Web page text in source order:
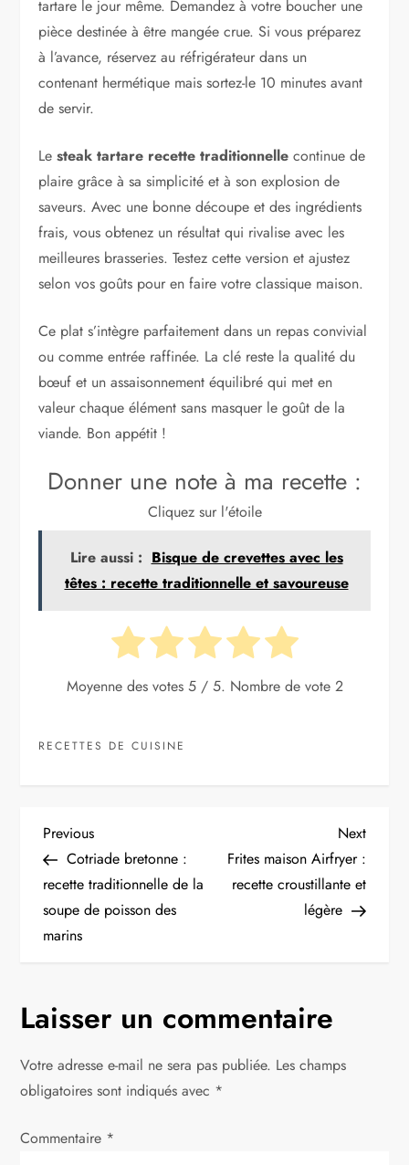
tartare le jour même. Demandez à votre boucher une
pièce destinée à être mangée crue. Si vous préparez
à l’avance, réservez au réfrigérateur dans un
contenant hermétique mais sortez-le 10 minutes avant
de servir.
Lesteak tartare recette traditionnelle continue de
plaire grâce à sa simplicité et à son explosion de
saveurs. Avec une bonne découpe et des ingrédients
frais, vous obtenez un résultat qui rivalise avec les
meilleures brasseries. Testez cette version et ajustez
selon vos goûts pour en faire votre classique maison.
Ce plat s’intègre parfaitement dans un repas convivial
ou comme entrée raffinée. La clé reste la qualité du
bœuf et un assaisonnement équilibré qui met en
valeur chaque élément sans masquer le goût de la
viande. Bon appétit !
Donner une note à ma recette :
Cliquez sur l'étoile
Lire aussi : Bisque de crevettes avec les
têtes : recette traditionnelle et savoureuse
Moyenne des votes 5/ 5. Nombre de vote 2
RECETTES DE CUISINE
N
a
v
g
a
t
i
Previous
Post
Previous
Cotriade bretonne :
recette traditionnelle de la
soupe de poisson des
marins
Next
Post
Next
Frites maison Airfryer :
recette croustillante et
légère
Laisser un commentaire
Votre adresse e-mail ne sera pas publiée. Les champs
obligatoires sont indiqués avec *
Commentaire *